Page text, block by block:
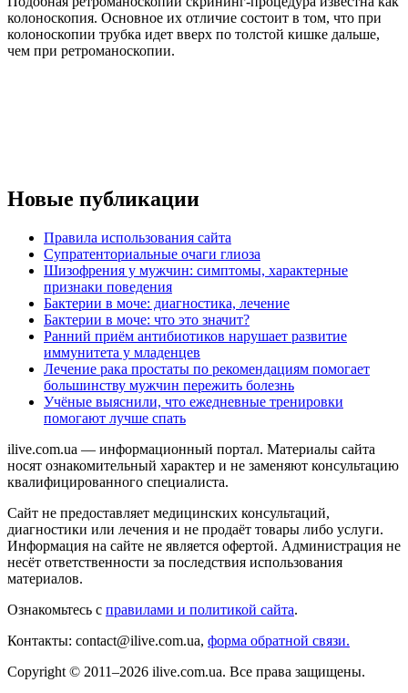
колоноскопия. Основное их отличие состоит в том, что при
колоноскопии трубка идет вверх по толстой кишке дальше,
чем при ретроманоскопии.
Новые публикации
Правила использования сайта
Супратенториальные очаги глиоза
Шизофрения у мужчин: симптомы, характерные
признаки поведения
Бактерии в моче: диагностика, лечение
Бактерии в моче: что это значит?
Ранний приём антибиотиков нарушает развитие
иммунитета у младенцев
Лечение рака простаты по рекомендациям помогает
большинству мужчин пережить болезнь
Учёные выяснили, что ежедневные тренировки
помогают лучше спать
ilive.com.ua — информационный портал. Материалы сайта
носят ознакомительный характер и не заменяют консультацию
квалифицированного специалиста.
Сайт не предоставляет медицинских консультаций,
диагностики или лечения и не продаёт товары либо услуги.
Информация на сайте не является офертой. Администрация не
несёт ответственности за последствия использования
материалов.
Ознакомьтесь с правилами и политикой сайта.
Контакты: contact@ilive.com.ua, форма обратной связи.
Copyright © 2011–2026 ilive.com.ua. Все права защищены.